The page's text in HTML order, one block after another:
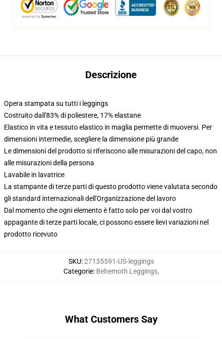
Descrizione
Opera stampata su tutti i leggings
Costruito dall'83% di poliestere, 17% elastane
Elastico in vita e tessuto elastico in maglia permette di muoversi. Per
dimensioni intermedie, scegliere la dimensione più grande
Le dimensioni del prodotto si riferiscono alle misurazioni del capo, non
alle misurazioni della persona
Lavabile in lavatrice
La stampante di terze parti di questo prodotto viene valutata secondo
gli standard internazionali dell'Organizzazione del lavoro
Dal momento che ogni elemento è fatto solo per voi dal vostro
appagante di terze parti locale, ci possono essere lievi variazioni nel
prodotto ricevuto
SKU:27135591-US-leggings
Categorie: Behemoth Leggings,
What Customers Say